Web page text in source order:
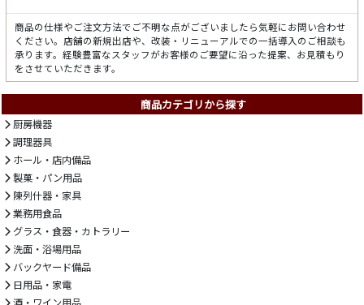
商品の仕様やご注文方法でご不明な点がございましたら気軽にお問い合わせ
ください。店舗の新規出店や、改装・リニューアルでの一括導入のご相談も
承ります。経験豊富なスタッフがお客様のご要望に沿った提案、お見積もり
をさせていただきます。
商品カテゴリから探す
厨房機器
調理器具
ホール・店内備品
製菓・パン用品
陳列什器・家具
業務用食品
グラス・食器・カトラリー
洗面・浴場用品
バックヤード備品
日用品・家電